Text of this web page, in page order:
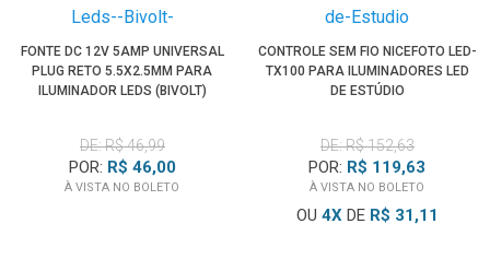
FONTE DC 12V 5AMP UNIVERSAL
PLUG RETO 5.5X2.5MM PARA
ILUMINADOR LEDS (BIVOLT)
DE: R$ 46,99
POR: R$ 46,00
À VISTA NO BOLETO
CONTROLE SEM FIO NICEFOTO LED-
TX100 PARA ILUMINADORES LED
DE ESTÚDIO
DE: R$ 152,63
POR: R$ 119,63
À VISTA NO BOLETO
OU 4XDE R$ 31,11